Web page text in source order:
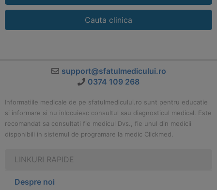
Cauta clinica
support@sfatulmedicului.ro
0374 109 268
Informatiile medicale de pe sfatulmedicului.ro sunt pentru educatie
si informare si nu inlocuiesc consultul sau diagnosticul medical. Este
recomandat sa consultati fie medicul Dvs., fie unul din medicii
disponibili in sistemul de programare la medic Clickmed.
LINKURI RAPIDE
Despre noi